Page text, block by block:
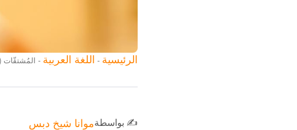
الرئيسية - اللغة العربية - المُشتقّات
✍️ بواسطةموانا شيخ دبس